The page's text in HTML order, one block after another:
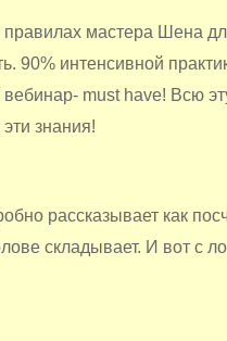
мастера Шена
90% интенсивной
must have! Всю
знания!
рассказывает как
складывает. И вот с